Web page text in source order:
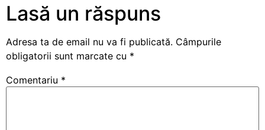
Lasă un răspuns
Adresa ta de email nu va fi publicată. Câmpurile
obligatorii sunt marcate cu *
Comentariu *